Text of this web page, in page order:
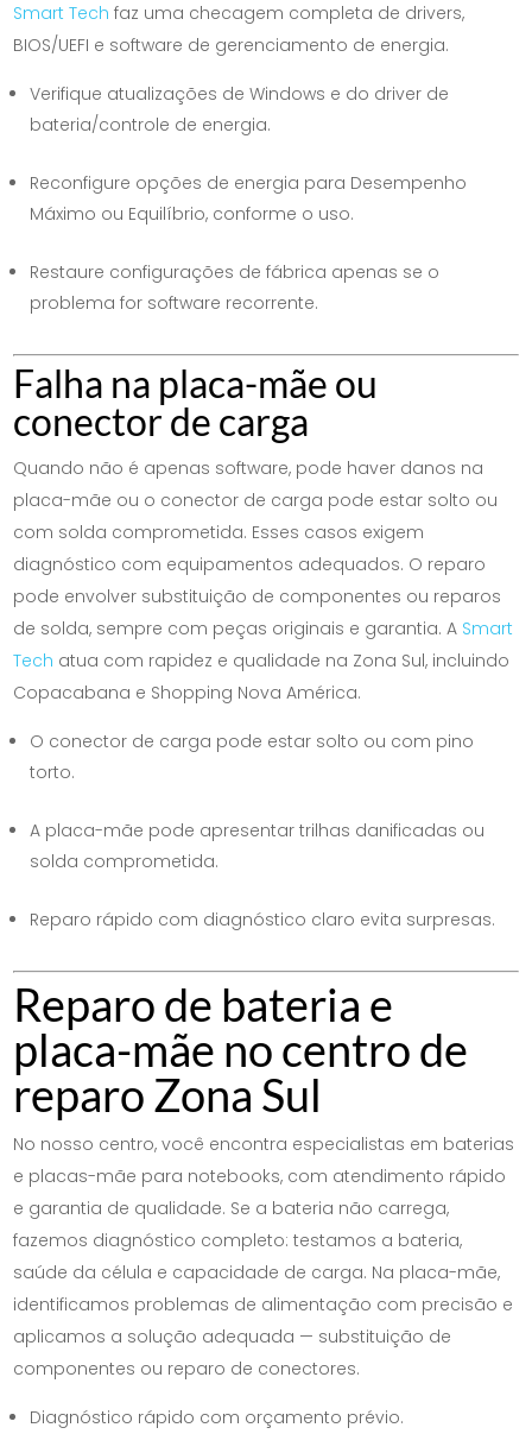
Smart Tech faz uma checagem completa de drivers,
BIOS/UEFI e software de gerenciamento de energia.
Verifique atualizações de Windows e do driver de
bateria/controle de energia.
Reconfigure opções de energia para Desempenho
Máximo ou Equilíbrio, conforme o uso.
Restaure configurações de fábrica apenas se o
problema for software recorrente.
Falha na placa-mãe ou
conector de carga
Quando não é apenas software, pode haver danos na
placa-mãe ou o conector de carga pode estar solto ou
com solda comprometida. Esses casos exigem
diagnóstico com equipamentos adequados. O reparo
pode envolver substituição de componentes ou reparos
de solda, sempre com peças originais e garantia. A Smart
Tech atua com rapidez e qualidade na Zona Sul, incluindo
Copacabana e Shopping Nova América.
O conector de carga pode estar solto ou com pino
torto.
A placa-mãe pode apresentar trilhas danificadas ou
solda comprometida.
Reparo rápido com diagnóstico claro evita surpresas.
Reparo de bateria e
placa-mãe no centro de
reparo Zona Sul
No nosso centro, você encontra especialistas em baterias
e placas-mãe para notebooks, com atendimento rápido
e garantia de qualidade. Se a bateria não carrega,
fazemos diagnóstico completo: testamos a bateria,
saúde da célula e capacidade de carga. Na placa-mãe,
identificamos problemas de alimentação com precisão e
aplicamos a solução adequada — substituição de
componentes ou reparo de conectores.
Diagnóstico rápido com orçamento prévio.